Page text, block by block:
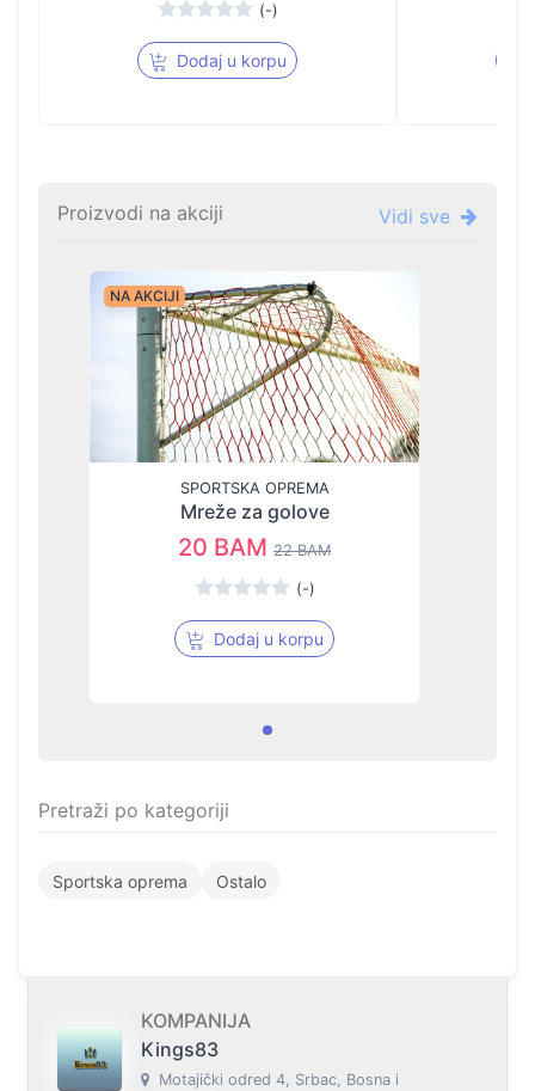
(-)
Dodaj u korpu
Proizvodi na akciji Vidi sve
NA AKCIJI
SPORTSKA OPREMA
Mreže za golove
20 BAM 22 BAM
(-)
Dodaj u korpu
Pretraži po kategoriji
Sportska oprema Ostalo
KOMPANIJA
Kings83
Motajički odred 4, Srbac, Bosna i